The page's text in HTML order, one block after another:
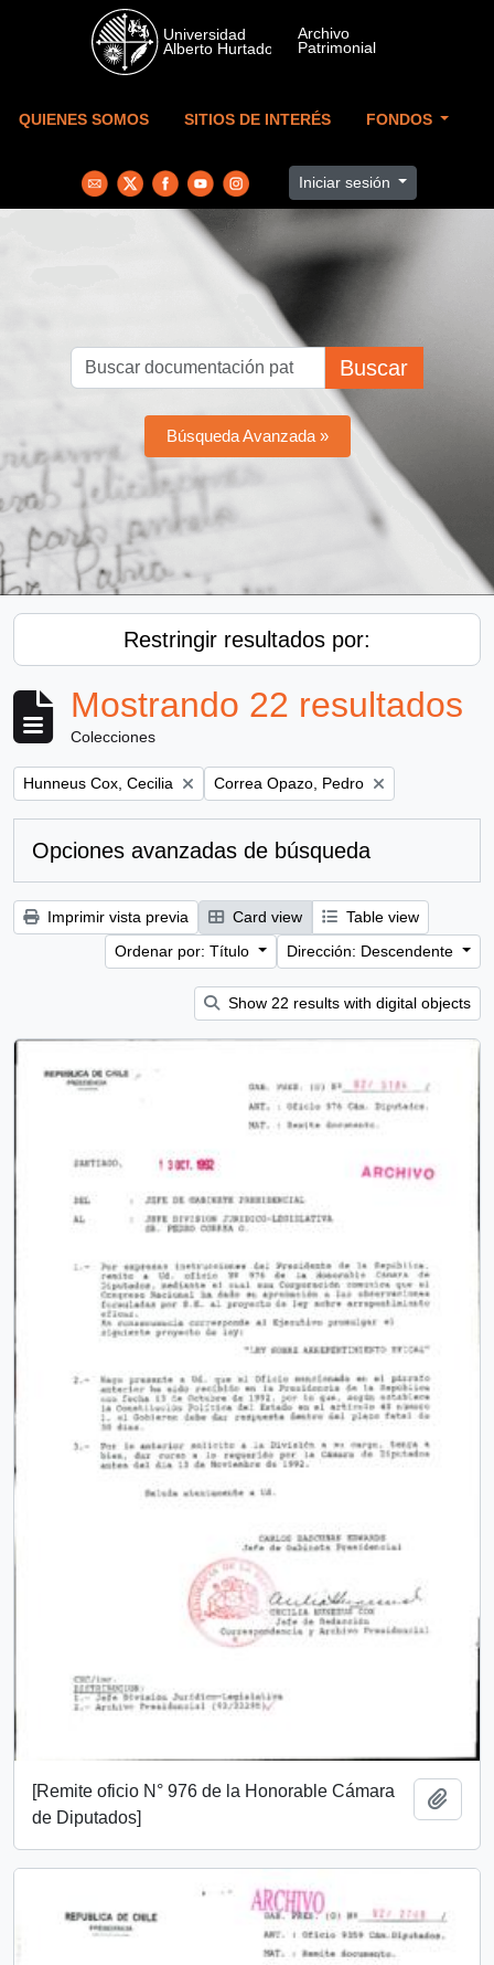
Skip to main content
QUIENES SOMOS SITIOS DE INTERÉS FONDOS
Iniciar sesión
Buscar
Búsqueda Avanzada »
Restringir resultados por:
Mostrando 22 resultados
Colecciones
Remove filter:
Hunneus Cox, Cecilia Remove filter:
Correa Opazo, Pedro
Opciones avanzadas de búsqueda
Imprimir vista previa Card view
Table view
Ordenar por: Título
Dirección: Descendente
Show 22 results with digital objects
[Remite oficio N° 976 de la Honorable Cámara
de Diputados]